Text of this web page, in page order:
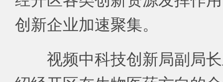
创新企业加速聚集。
视频中科技创新局副局